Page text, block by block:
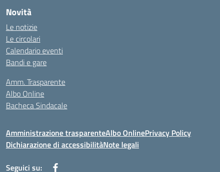
Novità
Le notizie
Le circolari
Calendario eventi
Bandi e gare
Amm. Trasparente
Albo Online
Bacheca Sindacale
Amministrazione trasparenteAlbo OnlinePrivacy Policy
Dichiarazione di accessibilitàNote legali
Seguici su: